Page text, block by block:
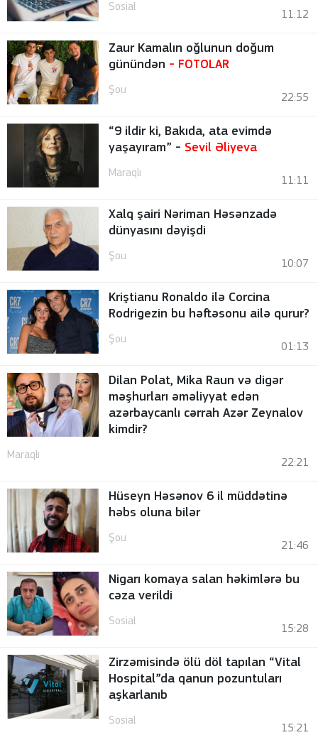
Sosial
11:12
Zaur Kamalın oğlunun doğum
günündən - FOTOLAR
Şou
22:55
“9 ildir ki, Bakıda, ata evimdə
yaşayıram” - Sevil Əliyeva
Maraqlı
11:11
Xalq şairi Nəriman Həsənzadə
dünyasını dəyişdi
Şou
10:07
Kriştianu Ronaldo ilə Corcina
Rodrigezin bu həftəsonu ailə qurur?
Şou
01:13
Dilan Polat, Mika Raun və digər
məşhurları əməliyyat edən
azərbaycanlı cərrah Azər Zeynalov
kimdir?
Maraqlı
22:21
Hüseyn Həsənov 6 il müddətinə
həbs oluna bilər
Şou
21:46
Nigarı komaya salan həkimlərə bu
cəza verildi
Sosial
15:28
Zirzəmisində ölü döl tapılan “Vital
Hospital”da qanun pozuntuları
aşkarlanıb
Sosial
15:21